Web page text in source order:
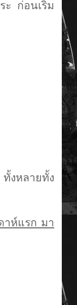
ะ ก่อนเริ่ม
งหลายทั้ง
าห์แรก มา